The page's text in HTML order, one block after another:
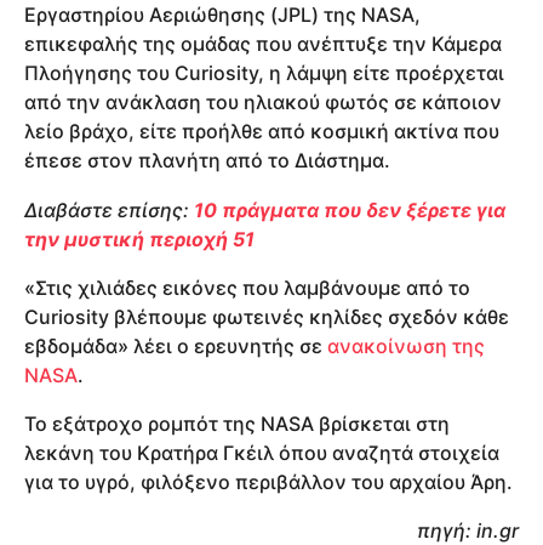
Εργαστηρίου Αεριώθησης (JPL) της NASA,
επικεφαλής της ομάδας που ανέπτυξε την Κάμερα
Πλοήγησης του Curiosity, η λάμψη είτε προέρχεται
από την ανάκλαση του ηλιακού φωτός σε κάποιον
λείο βράχο, είτε προήλθε από κοσμική ακτίνα που
έπεσε στον πλανήτη από το Διάστημα.
Διαβάστε επίσης: 10 πράγματα που δεν ξέρετε για
την μυστική περιοχή 51
«Στις χιλιάδες εικόνες που λαμβάνουμε από το
Curiosity βλέπουμε φωτεινές κηλίδες σχεδόν κάθε
εβδομάδα» λέει ο ερευνητής σε ανακοίνωση της
NASA.
Το εξάτροχο ρομπότ της NASA βρίσκεται στη
λεκάνη του Κρατήρα Γκέιλ όπου αναζητά στοιχεία
για το υγρό, φιλόξενο περιβάλλον του αρχαίου Άρη.
πηγή: in.gr